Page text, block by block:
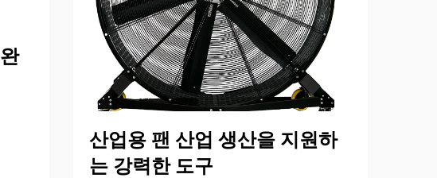
산업용 팬 산업 생산을 지원하
는 강력한 도구